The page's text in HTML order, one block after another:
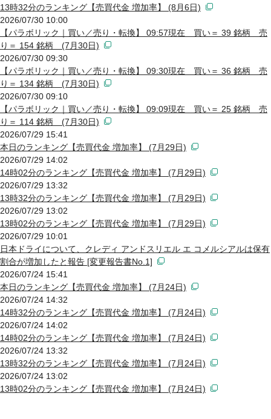
13時32分のランキング【売買代金 増加率】 (8月6日)
2026/07/30 10:00
【パラボリック｜買い／売り・転換】 09:57現在 買い＝ 39 銘柄 売
り＝ 154 銘柄 (7月30日)
2026/07/30 09:30
【パラボリック｜買い／売り・転換】 09:30現在 買い＝ 36 銘柄 売
り＝ 134 銘柄 (7月30日)
2026/07/30 09:10
【パラボリック｜買い／売り・転換】 09:09現在 買い＝ 25 銘柄 売
り＝ 114 銘柄 (7月30日)
2026/07/29 15:41
本日のランキング【売買代金 増加率】 (7月29日)
2026/07/29 14:02
14時02分のランキング【売買代金 増加率】 (7月29日)
2026/07/29 13:32
13時32分のランキング【売買代金 増加率】 (7月29日)
2026/07/29 13:02
13時02分のランキング【売買代金 増加率】 (7月29日)
2026/07/29 10:01
日本ドライについて、クレディ アンドスリエル エ コメルシアルは保有
割合が増加したと報告 [変更報告書No.1]
2026/07/24 15:41
本日のランキング【売買代金 増加率】 (7月24日)
2026/07/24 14:32
14時32分のランキング【売買代金 増加率】 (7月24日)
2026/07/24 14:02
14時02分のランキング【売買代金 増加率】 (7月24日)
2026/07/24 13:32
13時32分のランキング【売買代金 増加率】 (7月24日)
2026/07/24 13:02
13時02分のランキング【売買代金 増加率】 (7月24日)